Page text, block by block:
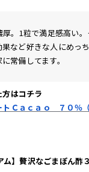
。1粒で満足感高い。
など好きな人にめっ
常備してます。
はコチラ
Ｃａｃａｏ ７０％（
】贅沢なごまぽん酢